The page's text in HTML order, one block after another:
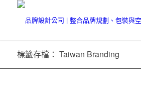
標籤存檔： Taiwan Branding